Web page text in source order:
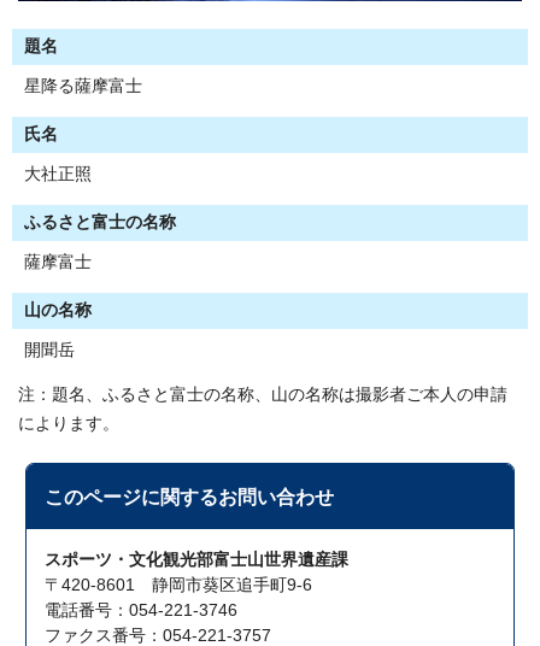
題名
星降る薩摩富士
氏名
大社正照
ふるさと富士の名称
薩摩富士
山の名称
開聞岳
注：題名、ふるさと富士の名称、山の名称は撮影者ご本人の申請
によります。
このページに関するお問い合わせ
スポーツ・文化観光部富士山世界遺産課
〒420-8601 静岡市葵区追手町9-6
電話番号：054-221-3746
ファクス番号：054-221-3757